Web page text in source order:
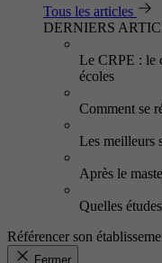
Tous les articles
DERNIERS
Le CRPE : le
écoles
Comment se
Les meilleurs
Après le
Quelles
Référencer son
Fermer